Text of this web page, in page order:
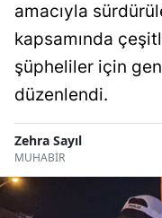
amacıyla
kapsamında
şüpheliler için
düzenlendi.
Zehra Sayıl
MUHABİR